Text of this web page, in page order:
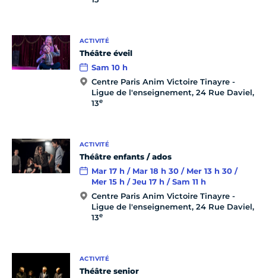
ACTIVITÉ
Théâtre éveil
Sam 10 h
Centre Paris Anim Victoire Tinayre -
Ligue de l'enseignement, 24 Rue Daviel,
13e
ACTIVITÉ
Théâtre enfants / ados
Mar 17 h / Mar 18 h 30 / Mer 13 h 30 /
Mer 15 h / Jeu 17 h / Sam 11 h
Centre Paris Anim Victoire Tinayre -
Ligue de l'enseignement, 24 Rue Daviel,
13e
ACTIVITÉ
Théâtre senior